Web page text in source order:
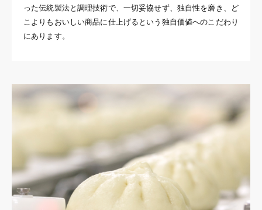
った伝統製法と調理技術で、一切妥協せず、独自性を磨き、ど
こよりもおいしい商品に仕上げるという独自価値へのこだわり
にあります。